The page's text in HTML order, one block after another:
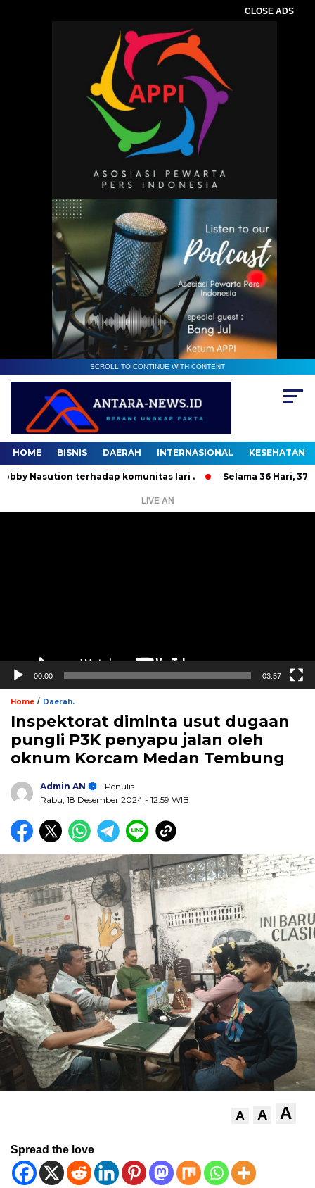
CLOSE ADS
SCROLL TO CONTINUE WITH CONTENT
HOME BISNIS DAERAH INTERNASIONAL KESEHATAN
terhadap komunitas lari . Selama 36 Hari, 37 Orang
LIVE AN
00:00 03:57
Home / Daerah.
Inspektorat diminta usut dugaan
pungli P3K penyapu jalan oleh
oknum Korcam Medan Tembung
Admin AN
- Penulis
Rabu, 18 Desember 2024 - 12:59 WIB
A A A
Spread the love